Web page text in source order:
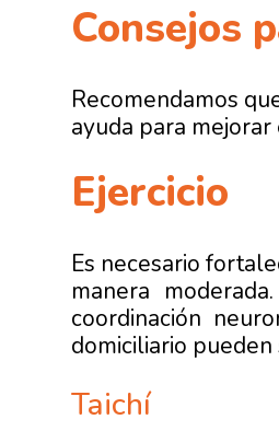
Consejos
Recomendamos
ayuda para
Ejercicio
Es necesario
manera
coordinación
domiciliario pueden
Taichí